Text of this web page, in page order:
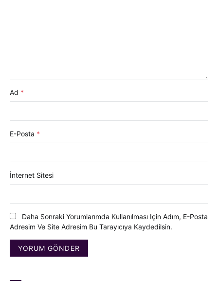
Ad *
E-Posta *
İnternet Sitesi
Daha Sonraki Yorumlarımda Kullanılması Için Adım, E-Posta
Adresim Ve Site Adresim Bu Tarayıcıya Kaydedilsin.